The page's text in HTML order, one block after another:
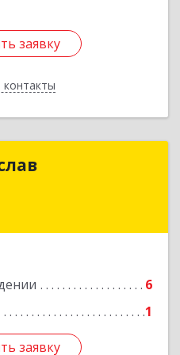
заявку
контакты
заявку
6
1
заявку
Владислав
Подробнее
заявку